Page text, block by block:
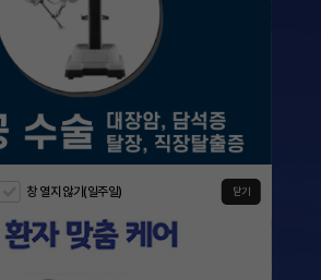
창 열지 않기(일주일)